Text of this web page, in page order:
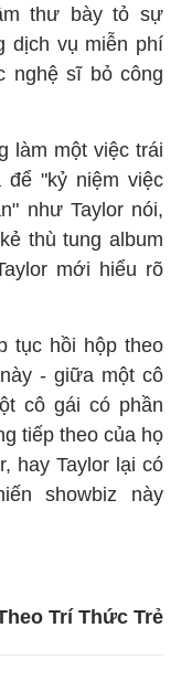
thư bày tỏ sự
dịch vụ miễn phí
nghệ sĩ bỏ công
làm một việc trái
"kỷ niệm việc
như Taylor nói,
thù tung album
mới hiểu rõ
tục hồi hộp theo
- giữa một cô
cô gái có phần
tiếp theo của họ
hay Taylor lại có
showbiz này
Trí Thức Trẻ